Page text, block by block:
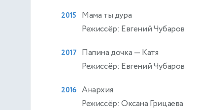
2015
Мама ты дура
Режиссёр: Евгений Чубаров
2017 Папина дочка — Катя
Режиссёр: Евгений Чубаров
2016 Анархия
Режиссёр: Оксана Грицаева